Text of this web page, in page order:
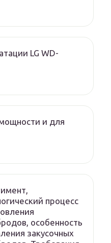
LG WD-
и для
процесс
особенность
закусочных